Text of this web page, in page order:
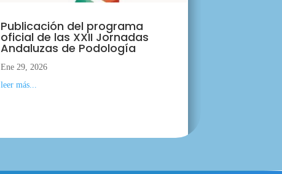
Publicación del programa
oficial de las XXII Jornadas
Andaluzas de Podología
Ene 29, 2026
leer más...